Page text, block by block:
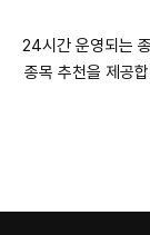
24시간 운영되는
종목 추천을 제공